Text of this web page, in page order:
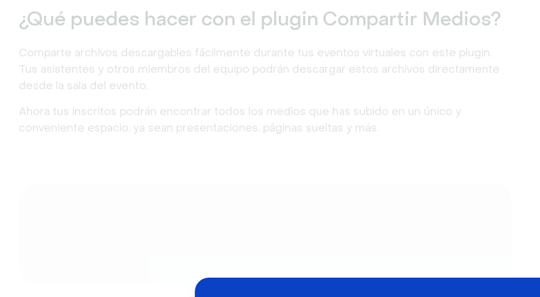
¿Qué puedes hacer con el plugin Compartir Medios?
Comparte archivos descargables fácilmente durante tus eventos virtuales con este plugin.
Tus asistentes y otros miembros del equipo podrán descargar estos archivos directamente
desde la sala del evento.
Ahora tus inscritos podrán encontrar todos los medios que has subido en un único y
conveniente espacio, ya sean presentaciones, páginas sueltas y más.